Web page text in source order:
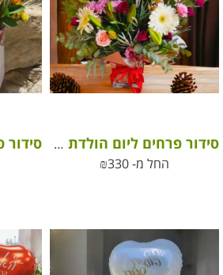
סידור פרחים ליום הולדת שמח
החל מ-
₪330